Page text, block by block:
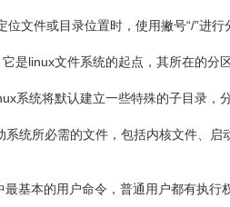
位文件或目录位置时，使用撇号“/”进行
它是linux文件系统的起点，其所在的分
系统将默认建立一些特殊的子目录，
系统所必需的文件，包括内核文件、
基本的用户命令，普通用户都有执行